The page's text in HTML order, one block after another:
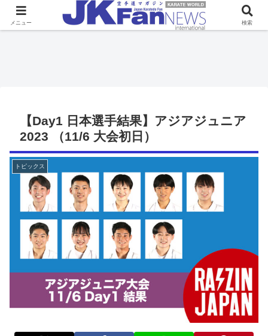
【Day1 日本選手結果】アジアジュニア
2023 （11/6 大会初日）
トピックス
メニュー 検索